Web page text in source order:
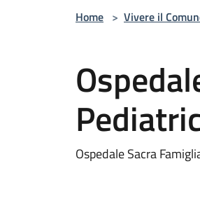
Home > Vivere il
Ospedale Sacra